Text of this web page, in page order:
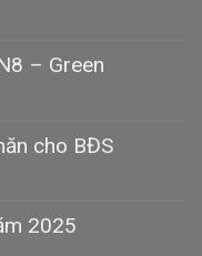
– Green
cho BĐS
2025